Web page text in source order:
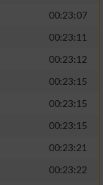
00:23:07
00:23:11
00:23:12
00:23:15
00:23:15
00:23:15
00:23:21
00:23:22